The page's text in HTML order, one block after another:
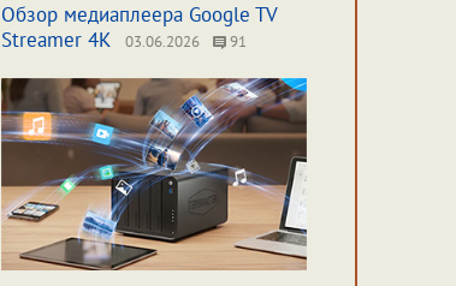
Обзор медиаплеера Google TV
Streamer 4K
03.06.2026 91